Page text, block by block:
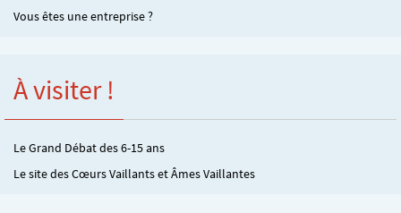
Vous êtes une entreprise ?
À visiter !
Le Grand Débat des 6-15 ans
Le site des Cœurs Vaillants et Âmes Vaillantes